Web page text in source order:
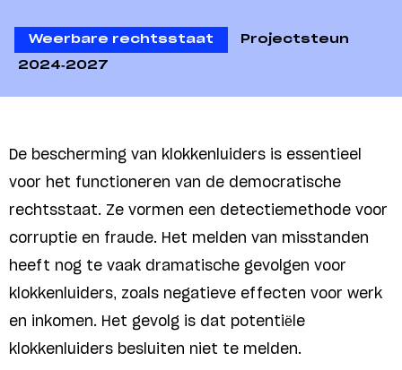
Weerbare rechtsstaat Projectsteun
2024-2027
De bescherming van klokkenluiders is essentieel
voor het functioneren van de democratische
rechtsstaat. Ze vormen een detectiemethode voor
corruptie en fraude. Het melden van misstanden
heeft nog te vaak dramatische gevolgen voor
klokkenluiders, zoals negatieve effecten voor werk
en inkomen. Het gevolg is dat potentiële
klokkenluiders besluiten niet te melden.